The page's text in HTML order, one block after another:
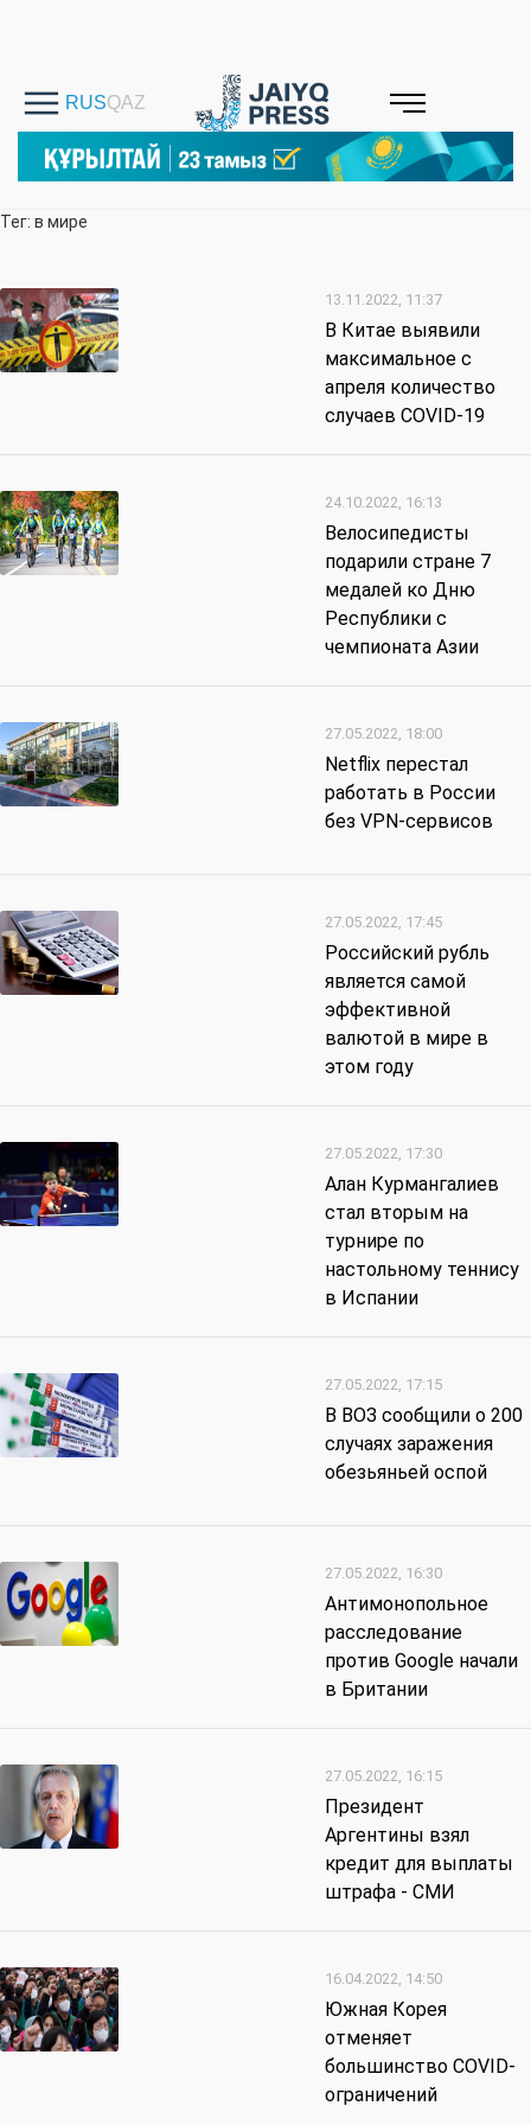
Тег: в мире
13.11.2022, 11:37
В Китае выявили
максимальное с
апреля количество
случаев COVID-19
24.10.2022, 16:13
Велосипедисты
подарили стране 7
медалей ко Дню
Республики с
чемпионата Азии
27.05.2022, 18:00
Netflix перестал
работать в России
без VPN-сервисов
27.05.2022, 17:45
Российский рубль
является самой
эффективной
валютой в мире в
этом году
27.05.2022, 17:30
Алан Курмангалиев
стал вторым на
турнире по
настольному теннису
в Испании
27.05.2022, 17:15
В ВОЗ сообщили о 200
случаях заражения
обезьяньей оспой
27.05.2022, 16:30
Антимонопольное
расследование
против Google начали
в Британии
27.05.2022, 16:15
Президент
Аргентины взял
кредит для выплаты
штрафа - СМИ
16.04.2022, 14:50
Южная Корея
отменяет
большинство COVID-
ограничений